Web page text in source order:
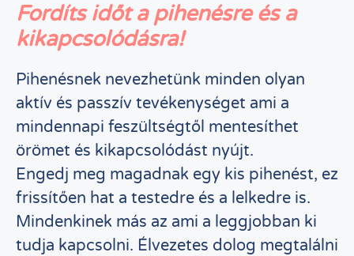
Fordíts időt a pihenésre és a
kikapcsolódásra!
Pihenésnek nevezhetünk minden olyan
aktív és passzív tevékenységet ami a
mindennapi feszültségtől mentesíthet
örömet és kikapcsolódást nyújt.
Engedj meg magadnak egy kis pihenést, ez
frissítően hat a testedre és a lelkedre is.
Mindenkinek más az ami a leggjobban ki
tudja kapcsolni. Élvezetes dolog megtalálni